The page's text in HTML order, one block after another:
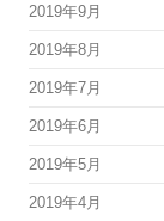
2019年9月
2019年8月
2019年7月
2019年6月
2019年5月
2019年4月